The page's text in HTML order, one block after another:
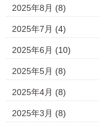
2025年8月 (8)
2025年7月 (4)
2025年6月 (10)
2025年5月 (8)
2025年4月 (8)
2025年3月 (8)